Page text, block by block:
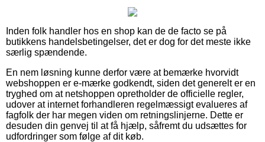
Inden folk handler hos en shop kan de de facto se på
butikkens handelsbetingelser, det er dog for det meste ikke
særlig spændende.
En nem løsning kunne derfor være at bemærke hvorvidt
webshoppen er e-mærke godkendt, siden det generelt er en
tryghed om at netshoppen opretholder de officielle regler,
udover at internet forhandleren regelmæssigt evalueres af
fagfolk der har megen viden om retningslinjerne. Dette er
desuden din genvej til at få hjælp, såfremt du udsættes for
udfordringer som følge af dit køb.